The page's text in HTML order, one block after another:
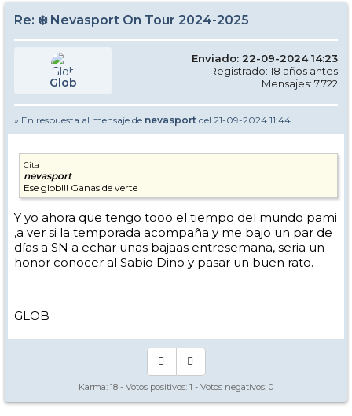
Re: ❄️ Nevasport On Tour 2024-2025
Glob
Enviado: 22-09-2024 14:23
Registrado: 18 años antes
Mensajes: 7.722
» En respuesta al mensaje de nevasport del 21-09-2024 11:44
Cita
nevasport
Ese glob!!! Ganas de verte
Y yo ahora que tengo tooo el tiempo del mundo pami
,a ver si la temporada acompaña y me bajo un par de
días a SN a echar unas bajaas entresemana, seria un
honor conocer al Sabio Dino y pasar un buen rato.
GLOB
Karma: 18 - Votos positivos: 1 - Votos negativos: 0